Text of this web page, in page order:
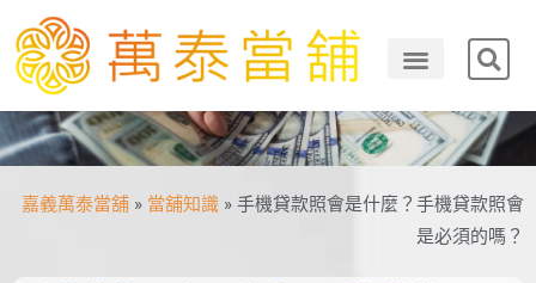
嘉義萬泰當舖 » 當舖知識 » 手機貸款照會是什麼？手機貸款照會
是必須的嗎？